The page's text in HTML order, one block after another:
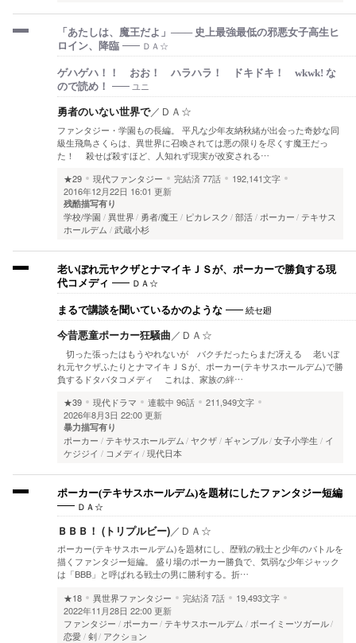
「あたしは、魔王だよ」─── 史上最強最低の邪悪女子高生ヒ
ロイン、降臨
ＤＡ☆
ゲハゲハ！！ おお！ ハラハラ！ ドキドキ！ wkwk! な
ので読め！
ユニ
勇者のいない世界で／ ＤＡ☆
ファンタジー・学園もの長編。 平凡な少年友納秋緒が出会った奇妙な同
級生飛鳥さくらは、異世界に召喚されては悪の限りを尽くす魔王だっ
た！ 殺せば殺すほど、人知れず現実が改変される…
★29
現代ファンタジー 完結済77話
192,141文字
2016年12月22日 16:01 更新
残酷描写有り
学校/学園 異世界 勇者/魔王 ピカレスク 部活 ポーカー テキサス
ホールデム
武蔵小杉
老いぼれ元ヤクザとナマイキＪＳが、ポーカーで勝負する現
代コメディ
ＤＡ☆
まるで講談を聞いているかのような 続セ廻
今昔悪童ポーカー狂騒曲／ ＤＡ☆
切った張ったはもうやれないが バクチだったらまだ冴える 老いぼ
れ元ヤクザふたりとナマイキＪＳが、ポーカー(テキサスホールデム)で勝
負するドタバタコメディ これは、家族の絆…
★39
現代ドラマ 連載中 96話
211,949文字
2026年8月3日 22:00 更新
暴力描写有り
ポーカー テキサスホールデム ヤクザ ギャンブル 女子小学生
イ
ケジジイ
コメディ 現代日本
ポーカー(テキサスホールデム)を題材にしたファンタジー短編
ＤＡ☆
ＢＢＢ！ (トリプルビー)／ ＤＡ☆
ポーカー(テキサスホールデム)を題材にし、歴戦の戦士と少年のバトルを
描くファンタジー短編。 盛り場のポーカー勝負で、気弱な少年ジャック
は「BBB」と呼ばれる戦士の男に勝利する。折…
★18
異世界ファンタジー 完結済7話
19,493文字
2022年11月28日 22:00 更新
ファンタジー
ポーカー テキサスホールデム
ボーイミーツガール
恋愛 剣 アクション